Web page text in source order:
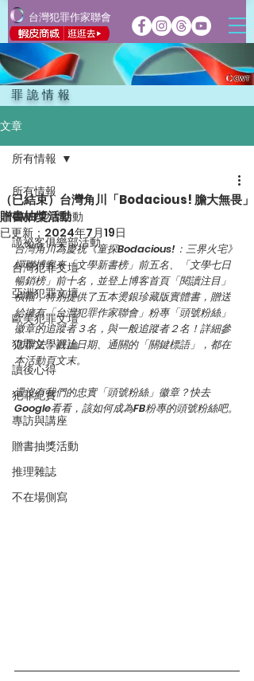
台灣犯罪作家聯會
罪詭情報
文章
所有情報
CWT犯聯活動
詭祕客俱樂部活動
台灣犯罪文壇
亞洲犯罪文壇
歐美犯罪文壇
犯罪文學評論
讀後心得
犯罪紀實
專訪與講座
贈書抽獎活動
推理雜誌
不在場側寫
所有情報
（已結束）台灣角川「Bodacious! 膽大無畏」
贈書抽獎活動
已更新： 2024年7月19日
台灣角川為慶祝《童探Bodacious!：三界火宅》
蟬聯博客來「文學新書榜」前五名、「文學七日
暢銷榜」前十名，並登上博客首頁「閱讀注目」
橫幅，特別提供了五本燙銀珍藏版實體書，贈送
給擁有「台灣犯罪作家聯會」粉專「頭號粉絲」
徽章的追蹤者３名，與一般追蹤者２名！詳細參
加辦法、截止日期、通關的「關鍵標語」，都在
本活動頁文末。
還沒有我們的忠實「頭號粉絲」徽章？快去
Google看看，該如何成為FB粉專的頭號粉絲吧。